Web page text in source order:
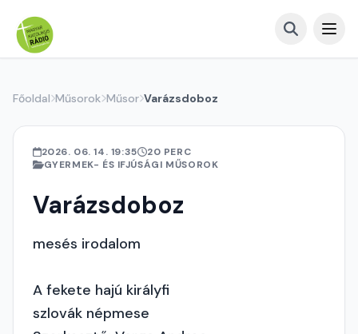
Főoldal Műsorok Műsor Varázsdoboz
2026. 06. 14. 19:35
20 PERC
GYERMEK- ÉS IFJÚSÁGI MŰSOROK
Varázsdoboz
mesés irodalom
A fekete hajú királyfi
szlovák népmese